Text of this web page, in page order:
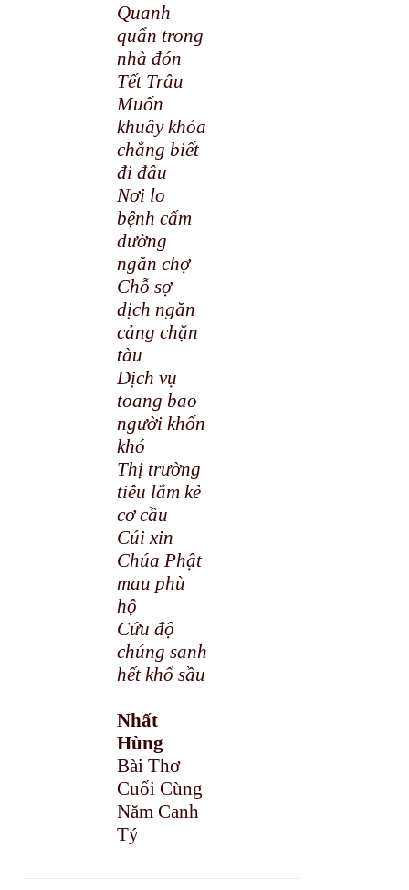
Quanh
quẩn trong
nhà đón
Tết Trâu
Muốn
khuây khỏa
chẳng biết
đi đâu
Nơi lo
bệnh cấm
đường
ngăn chợ
Chỗ sợ
dịch ngăn
cảng chặn
tàu
Dịch vụ
toang bao
người khốn
khó
Thị trường
tiêu lắm kẻ
cơ cầu
Cúi xin
Chúa Phật
mau phù
hộ
Cứu độ
chúng sanh
hết khổ sầu
Nhất
Hùng
Bài Thơ
Cuối Cùng
Năm Canh
Tý